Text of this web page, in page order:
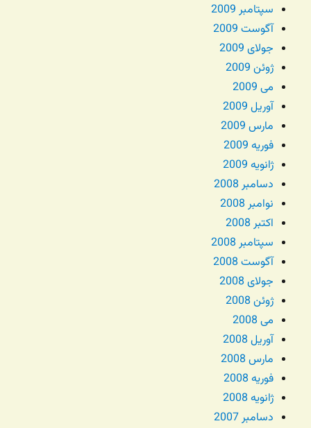
سپتامبر 2009
آگوست 2009
جولای 2009
ژوئن 2009
می 2009
آوریل 2009
مارس 2009
فوریه 2009
ژانویه 2009
دسامبر 2008
نوامبر 2008
اکتبر 2008
سپتامبر 2008
آگوست 2008
جولای 2008
ژوئن 2008
می 2008
آوریل 2008
مارس 2008
فوریه 2008
ژانویه 2008
دسامبر 2007